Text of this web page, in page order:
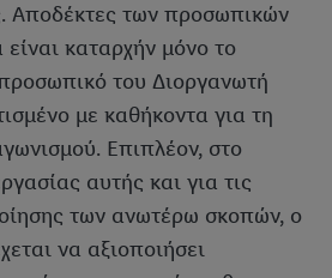
Αποδέκτες των προσωπικών
καταρχήν μόνο το
του Διοργανωτή
με καθήκοντα για τη
Επιπλέον, στο
αυτής και για τις
των ανωτέρω σκοπών, ο
να αξιοποιήσει